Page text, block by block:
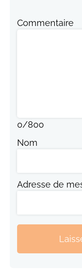
Commentaire
0/800
Nom
Adresse de